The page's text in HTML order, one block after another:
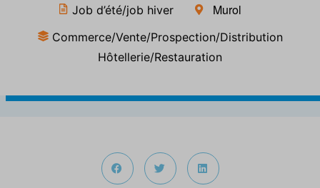
Job d’été/job hiver Murol
Commerce/Vente/Prospection/Distribution
Hôtellerie/Restauration